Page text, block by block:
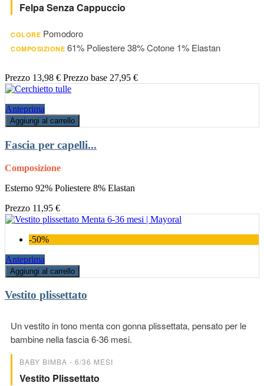
Felpa Senza Cappuccio
COLORE Pomodoro
COMPOSIZIONE 61% Poliestere 38% Cotone 1% Elastan
Prezzo 13,98 € Prezzo base 27,95 €
Anteprima
Aggiungi al carrello
Fascia per capelli...
Composizione
Esterno 92% Poliestere 8% Elastan
Prezzo 11,95 €
-50%
Anteprima
Aggiungi al carrello
Vestito plissettato
Un vestito in tono menta con gonna plissettata, pensato per le
bambine nella fascia 6-36 mesi.
BABY BIMBA - 6/36 MESI
Vestito Plissettato